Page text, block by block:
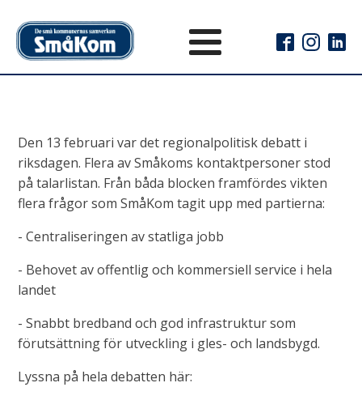
Den 13 februari var det regionalpolitisk debatt i
riksdagen. Flera av Småkoms kontaktpersoner stod
på talarlistan. Från båda blocken framfördes vikten
flera frågor som SmåKom tagit upp med partierna:
- Centraliseringen av statliga jobb
- Behovet av offentlig och kommersiell service i hela
landet
- Snabbt bredband och god infrastruktur som
förutsättning för utveckling i gles- och landsbygd.
Lyssna på hela debatten här: